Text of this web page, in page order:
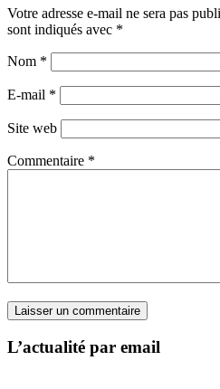
Votre adresse e-mail ne sera pas
sont indiqués avec *
Nom *
E-mail *
Site web
Commentaire *
L’actualité par email